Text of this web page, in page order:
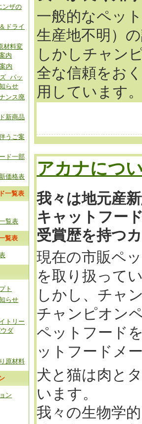
ザの
ドライ
材料変
内
内
パッ
らせ
ンス廃
新商品
うご案
ド一部
価格表
一覧表
覧表
覧表
ト
らせ
トリー
ダ
原材料
ン
一般的なペッ
生産地不明）
しかしチャン
全な信頼をお
用しています
アカナにつ
我々は地元産
キャットフー
受賞歴を持つ
現在の市販ペ
を取り扱って
しかし、チャ
チャンピオン
ペットフード
ットフードメ
犬と猫は肉と
います。
我々の生物学